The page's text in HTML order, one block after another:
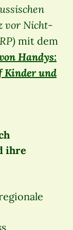
vor Nicht-
mit dem
Handys:
Kinder und
ihre